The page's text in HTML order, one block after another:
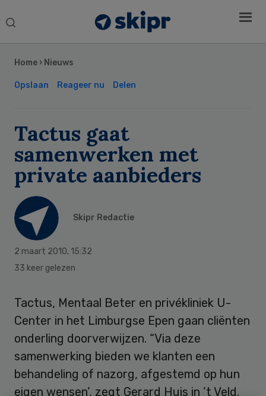
Search
Home › Nieuws
Opslaan Reageer nu Delen
Tactus gaat
samenwerken met
private aanbieders
Skipr Redactie
2 maart 2010, 15:32
33 keer gelezen
Tactus, Mentaal Beter en privékliniek U-
Center in het Limburgse Epen gaan cliënten
onderling doorverwijzen. “Via deze
samenwerking bieden we klanten een
behandeling of nazorg, afgestemd op hun
eigen wensen’, zegt Gerard Huis in ’t Veld.
Sidebar